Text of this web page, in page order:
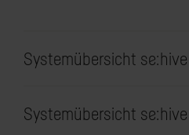
Systemübersicht
Systemübersicht